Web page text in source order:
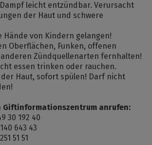
leicht entzündbar. Verursacht
der Haut und schwere
Hände von Kindern gelangen!
Oberflächen, Funken, offenen
anderen Zündquellenarten fernhalten!
essen trinken oder rauchen.
Haut, sofort spülen! Darf nicht
Giftinformationszentrum anrufen:
30 192 40
643 43
51 51